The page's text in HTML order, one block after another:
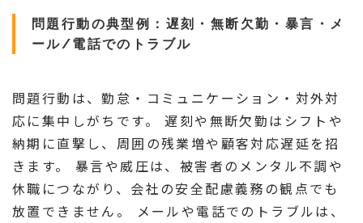
問題行動の典型例：遅刻・無断欠勤・暴言・メ
ール/電話でのトラブル
問題行動は、勤怠・コミュニケーション・対外対
応に集中しがちです。 遅刻や無断欠勤はシフトや
納期に直撃し、周囲の残業増や顧客対応遅延を招
きます。 暴言や威圧は、被害者のメンタル不調や
休職につながり、会社の安全配慮義務の観点でも
放置できません。 メールや電話でのトラブルは、